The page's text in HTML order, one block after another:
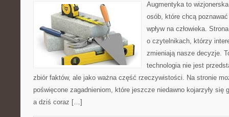
Augmentyka to
osób, które chcą
wpływ na człowieka.
o czytelnikach, którzy
zmieniają nasze decyzje.
technologia nie jest
zbiór faktów, ale jako ważna część rzeczywistości. Na stronie
poświęcone zagadnieniom, które jeszcze niedawno kojarzyły się
a dziś coraz […]